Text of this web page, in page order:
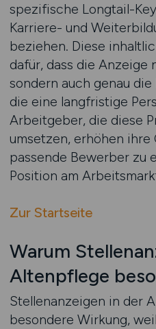
spezifische Longtail-
Karriere- und
beziehen. Diese
dafür, dass die
sondern auch genau
die eine langfristige
Arbeitgeber, die diese
umsetzen, erhöhen
passende Bewerber zu
Position am
Zur Startseite
Warum
Altenpflege
Stellenanzeigen in der
besondere Wirkung,